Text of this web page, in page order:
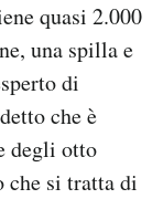
quasi 2.000
una spilla e
di
che è
degli otto
che si tratta di